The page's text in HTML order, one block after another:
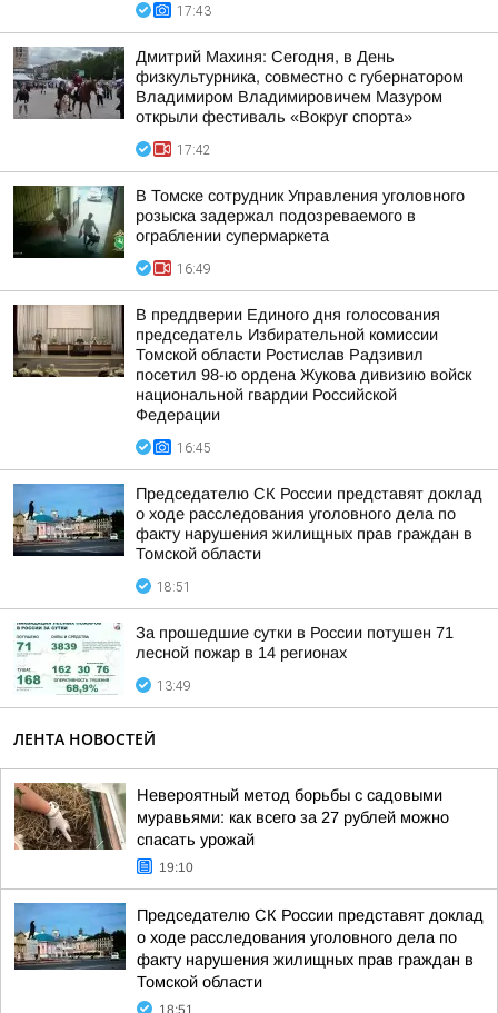
17:43
Дмитрий Махиня: Сегодня, в День
физкультурника, совместно с губернатором
Владимиром Владимировичем Мазуром
открыли фестиваль «Вокруг спорта»
17:42
В Томске сотрудник Управления уголовного
розыска задержал подозреваемого в
ограблении супермаркета
16:49
В преддверии Единого дня голосования
председатель Избирательной комиссии
Томской области Ростислав Радзивил
посетил 98-ю ордена Жукова дивизию войск
национальной гвардии Российской
Федерации
16:45
Председателю СК России представят доклад
о ходе расследования уголовного дела по
факту нарушения жилищных прав граждан в
Томской области
18:51
За прошедшие сутки в России потушен 71
лесной пожар в 14 регионах
13:49
ЛЕНТА НОВОСТЕЙ
Невероятный метод борьбы с садовыми
муравьями: как всего за 27 рублей можно
спасать урожай
19:10
Председателю СК России представят доклад
о ходе расследования уголовного дела по
факту нарушения жилищных прав граждан в
Томской области
18:51